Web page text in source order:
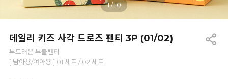
1/10
데일리 키즈 사각 드로즈 팬티 3P (01/02)
부드러운 부들팬티
[ 남아용/여아용 ] 01 세트 / 02 세트